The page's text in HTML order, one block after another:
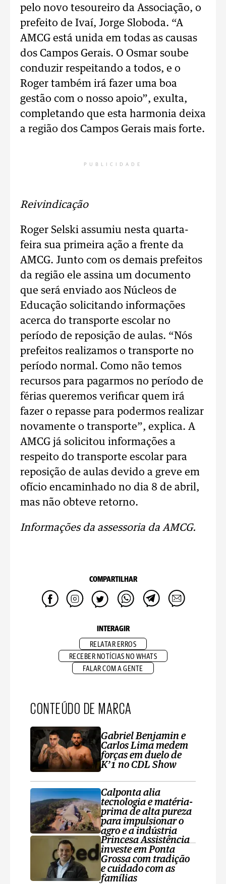
pelo novo tesoureiro da Associação, o
prefeito de Ivaí, Jorge Sloboda. “A
AMCG está unida em todas as causas
dos Campos Gerais. O Osmar soube
conduzir respeitando a todos, e o
Roger também irá fazer uma boa
gestão com o nosso apoio”, exulta,
completando que esta harmonia deixa
a região dos Campos Gerais mais forte.
PUBLICIDADE
Reivindicação
Roger Selski assumiu nesta quarta-
feira sua primeira ação a frente da
AMCG. Junto com os demais prefeitos
da região ele assina um documento
que será enviado aos Núcleos de
Educação solicitando informações
acerca do transporte escolar no
período de reposição de aulas. “Nós
prefeitos realizamos o transporte no
período normal. Como não temos
recursos para pagarmos no período de
férias queremos verificar quem irá
fazer o repasse para podermos realizar
novamente o transporte”, explica. A
AMCG já solicitou informações a
respeito do transporte escolar para
reposição de aulas devido a greve em
ofício encaminhado no dia 8 de abril,
mas não obteve retorno.
Informações da assessoria da AMCG.
COMPARTILHAR
INTERAGIR
RELATAR ERROS
RECEBER NOTÍCIAS NO WHATS
FALAR COM A GENTE
CONTEÚDO DE MARCA
Gabriel Benjamin e
Carlos Lima medem
forças em duelo de
K’1 no CDL Show
Calponta alia
tecnologia e matéria-
prima de alta pureza
para impulsionar o
agro e a indústria
Princesa Assistência
investe em Ponta
Grossa com tradição
e cuidado com as
famílias